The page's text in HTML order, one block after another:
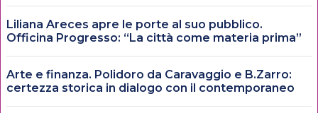
Liliana Areces apre le porte al suo pubblico.
Officina Progresso: “La città come materia prima”
Arte e finanza. Polidoro da Caravaggio e B.Zarro:
certezza storica in dialogo con il contemporaneo